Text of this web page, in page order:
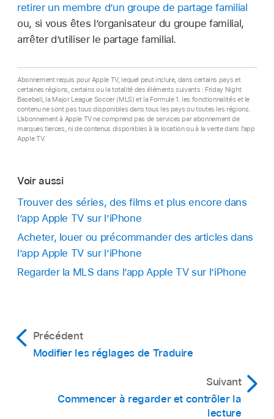
retirer un membre d’un groupe de partage familial
ou, si vous êtes l’organisateur du groupe familial,
arrêter d’utiliser le partage familial.
Abonnement requis pour Apple TV, lequel peut inclure, dans certains pays et
certaines régions, certains ou la totalité des éléments suivants : Friday Night
Baseball, la Major League Soccer (MLS) et la Formule 1. les fonctionnalités et le
contenu ne sont pas tous disponibles dans tous les pays ou toutes les régions.
L’abonnement à Apple TV ne comprend pas de services par abonnement de
marques tierces, ni de contenus disponibles à la location ou à la vente dans l’app
Apple TV.
Voir aussi
Trouver des séries, des films et plus encore dans
l’app Apple TV sur l’iPhone
Acheter, louer ou précommander des articles dans
l’app Apple TV sur l’iPhone
Regarder la MLS dans l’app Apple TV sur l’iPhone
Précédent
Modifier les réglages de Traduire
Suivant
Commencer à regarder et contrôler la
lecture